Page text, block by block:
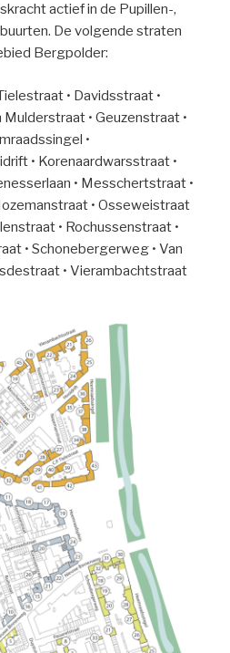
actief in de Pupillen-,
De volgende straten
Bergpolder:
• Davidsstraat •
• Geuzenstraat •
•
• Korenaardwarsstraat •
• Messchertstraat •
• Osseweistraat
• Rochussenstraat •
• Schonebergerweg • Van
• Vierambachtstraat